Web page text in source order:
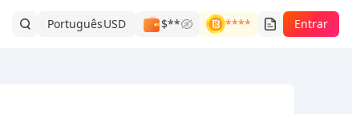
PortuguêsUSD $** **** Entrar